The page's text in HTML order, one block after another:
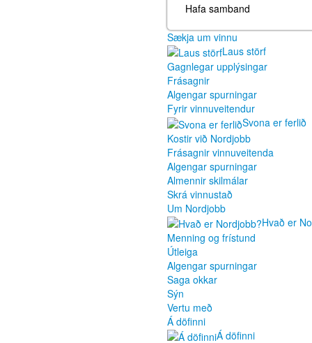
Hafa samband
Sækja um vinnu
Laus störf
Gagnlegar upplýsingar
Frásagnir
Algengar spurningar
Fyrir vinnuveitendur
Svona er ferlið
Kostir við Nordjobb
Frásagnir vinnuveitenda
Algengar spurningar
Almennir skilmálar
Skrá vinnustað
Um Nordjobb
Hvað er
Menning og frístund
Útleiga
Algengar spurningar
Saga okkar
Sýn
Vertu með
Á döfinni
Á döfinni